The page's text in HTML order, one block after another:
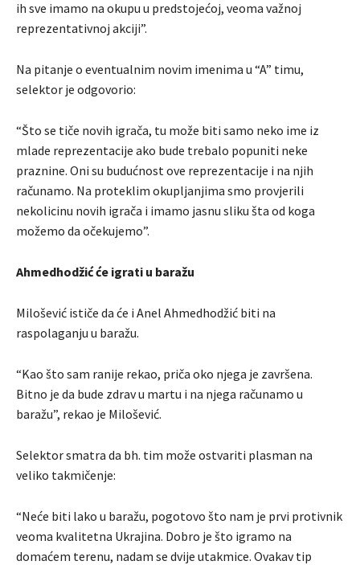
ih sve imamo na okupu u predstojećoj, veoma važnoj
reprezentativnoj akciji”.
Na pitanje o eventualnim novim imenima u “A” timu,
selektor je odgovorio:
“Što se tiče novih igrača, tu može biti samo neko ime iz
mlade reprezentacije ako bude trebalo popuniti neke
praznine. Oni su budućnost ove reprezentacije i na njih
računamo. Na proteklim okupljanjima smo provjerili
nekolicinu novih igrača i imamo jasnu sliku šta od koga
možemo da očekujemo”.
Ahmedhodžić će igrati u baražu
Milošević ističe da će i Anel Ahmedhodžić biti na
raspolaganju u baražu.
“Kao što sam ranije rekao, priča oko njega je završena.
Bitno je da bude zdrav u martu i na njega računamo u
baražu”, rekao je Milošević.
Selektor smatra da bh. tim može ostvariti plasman na
veliko takmičenje:
“Neće biti lako u baražu, pogotovo što nam je prvi protivnik
veoma kvalitetna Ukrajina. Dobro je što igramo na
domaćem terenu, nadam se dvije utakmice. Ovakav tip